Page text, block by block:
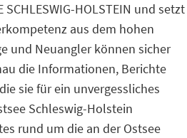
SCHLESWIG-HOLSTEIN und setzt
aus dem hohen
und Neuangler können sicher
die Informationen, Berichte
sie für ein unvergessliches
Schleswig-Holstein
rund um die an der Ostsee